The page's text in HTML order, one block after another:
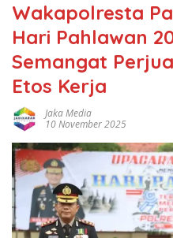
Wakapolresta
Hari Pahlawan
Semangat
Etos Kerja
Jaka Media
10 November 2025